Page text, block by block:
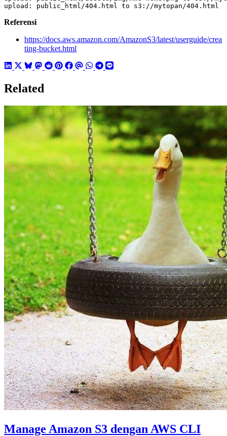
upload: public_html/404.html to s3://mytopan/404.html
Referensi
https://docs.aws.amazon.com/AmazonS3/latest/userguide/crea
ting-bucket.html
Related
Manage Amazon S3 dengan AWS CLI